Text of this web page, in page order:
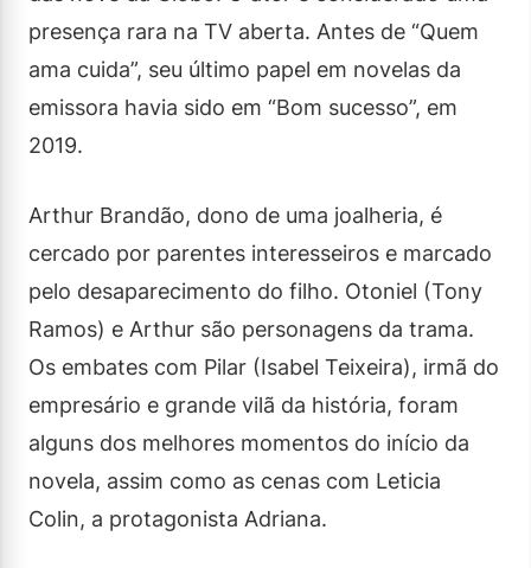
presença rara na TV aberta. Antes de “Quem
ama cuida”, seu último papel em novelas da
emissora havia sido em “Bom sucesso”, em
2019.
Arthur Brandão, dono de uma joalheria, é
cercado por parentes interesseiros e marcado
pelo desaparecimento do filho. Otoniel (Tony
Ramos) e Arthur são personagens da trama.
Os embates com Pilar (Isabel Teixeira), irmã do
empresário e grande vilã da história, foram
alguns dos melhores momentos do início da
novela, assim como as cenas com Leticia
Colin, a protagonista Adriana.